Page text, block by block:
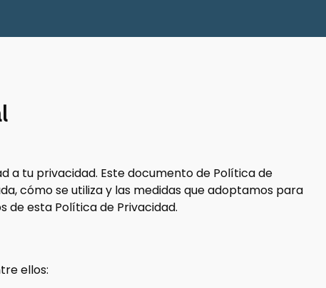
a tu privacidad. Este documento de Política de
cómo se utiliza y las medidas que adoptamos para
de esta Política de Privacidad.
ellos: